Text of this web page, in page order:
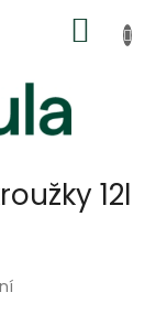
KOŠÍK
12l